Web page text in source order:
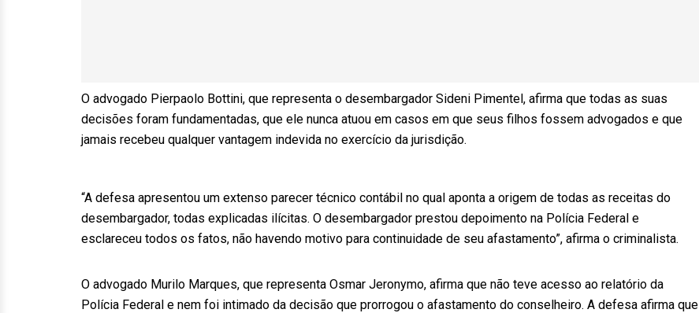
O advogado Pierpaolo Bottini, que representa o desembargador Sideni Pimentel, afirma que todas as suas
decisões foram fundamentadas, que ele nunca atuou em casos em que seus filhos fossem advogados e que
jamais recebeu qualquer vantagem indevida no exercício da jurisdição.
“A defesa apresentou um extenso parecer técnico contábil no qual aponta a origem de todas as receitas do
desembargador, todas explicadas ilícitas. O desembargador prestou depoimento na Polícia Federal e
esclareceu todos os fatos, não havendo motivo para continuidade de seu afastamento”, afirma o criminalista.
O advogado Murilo Marques, que representa Osmar Jeronymo, afirma que não teve acesso ao relatório da
Polícia Federal e nem foi intimado da decisão que prorrogou o afastamento do conselheiro. A defesa afirma que